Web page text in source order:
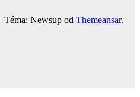
| Téma: Newsup od Themeansar.